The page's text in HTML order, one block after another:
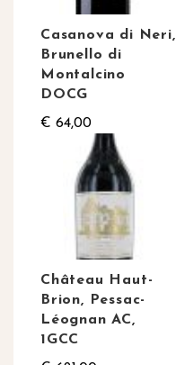
Casanova di Neri,
Brunello di
Montalcino
DOCG
€ 64,00
Château Haut-
Brion, Pessac-
Léognan AC,
1GCC